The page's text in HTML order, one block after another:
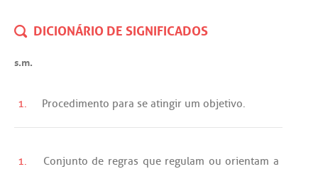
DICIONÁRIO DE SIGNIFICADOS
s.m.
1. Procedimento para se atingir um objetivo.
1. Conjunto de regras que regulam ou orientam a